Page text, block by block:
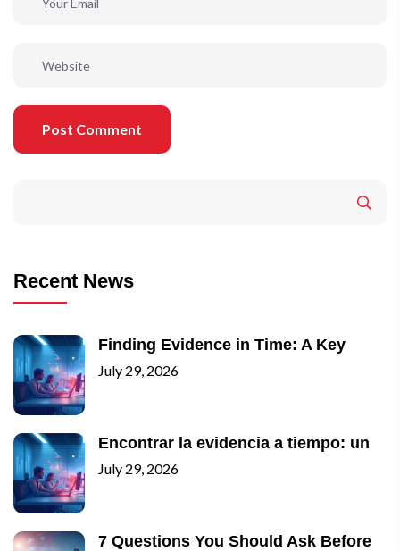
Post Comment
Recent News
Finding Evidence in Time: A Key
July 29, 2026
Encontrar la evidencia a tiempo: un
July 29, 2026
7 Questions You Should Ask Before